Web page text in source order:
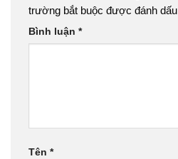
trường bắt buộc được đánh dấu
Bình luận *
Tên *